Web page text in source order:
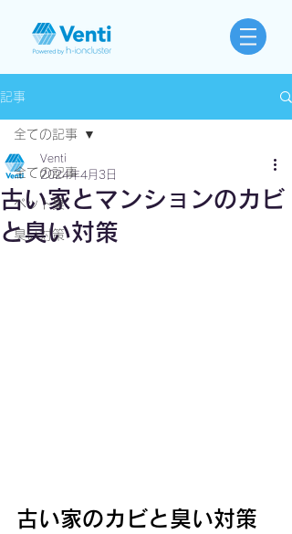
記事
全ての記事
ペット臭
臭い対策
全ての記事
古い家とマンションのカビ
と臭い対策
Venti
2024年4月3日
古い家のカビと臭い対策